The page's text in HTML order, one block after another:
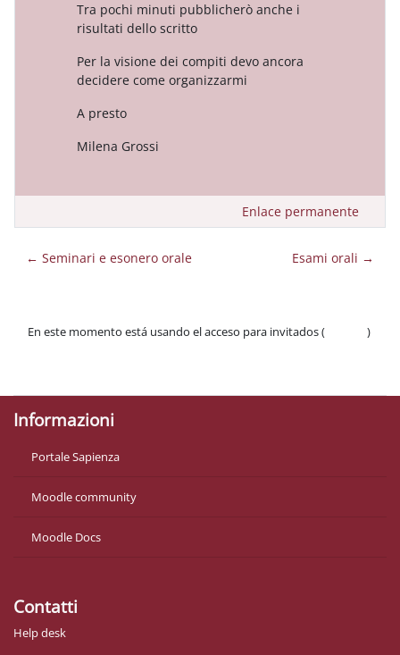
Tra pochi minuti pubblicherò anche i
risultati dello scritto
Per la visione dei compiti devo ancora
decidere come organizzarmi
A presto
Milena Grossi
Enlace permanente
← Seminari e esonero orale Esami orali →
En este momento está usando el acceso para invitados (
)
Informazioni
Portale Sapienza
Moodle community
Moodle Docs
Contatti
Help desk